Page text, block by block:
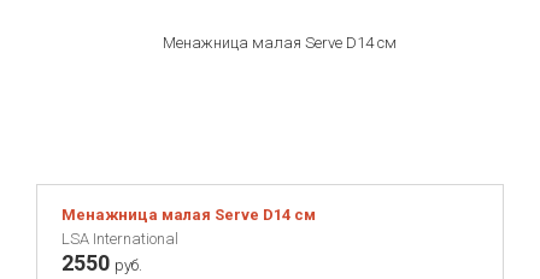
Менажница малая Serve D14 см
LSA International
2550 руб.